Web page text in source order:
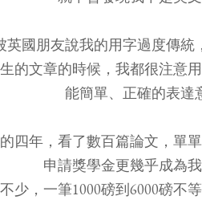
國朋友說我的用字過度傳統
的文章的時候，我都很注意
能簡單、正確的表達
四年，看了數百篇論文，單
申請獎學金更幾乎成為我
少，一筆1000磅到6000磅不